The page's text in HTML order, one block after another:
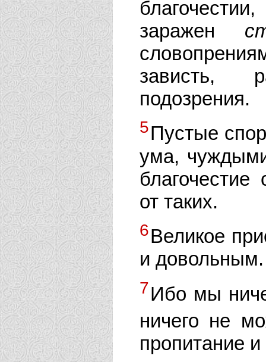
заражен
зависть,
подозрения.
5Пустые
ума,
от таких.
6Великое
и довольным.
7Ибо мы
ничего не
пропитание